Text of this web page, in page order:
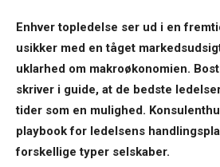
Enhver topledelse ser ud i en
usikker med en tåget
uklarhed om makroøkonomien.
skriver i guide, at de bedste
tider som en mulighed.
playbook for ledelsens
forskellige typer selskaber.